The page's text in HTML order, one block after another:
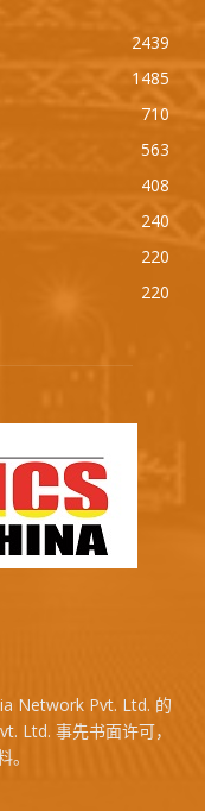
2439
1485
710
563
408
240
220
220
Network Pvt. Ltd. 的
Ltd. 事先书面许可，